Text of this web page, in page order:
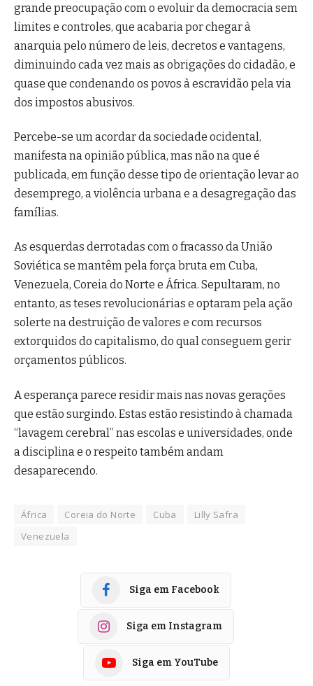
grande preocupação com o evoluir da democracia sem
limites e controles, que acabaria por chegar à
anarquia pelo número de leis, decretos e vantagens,
diminuindo cada vez mais as obrigações do cidadão, e
quase que condenando os povos à escravidão pela via
dos impostos abusivos.
Percebe-se um acordar da sociedade ocidental,
manifesta na opinião pública, mas não na que é
publicada, em função desse tipo de orientação levar ao
desemprego, a violência urbana e a desagregação das
famílias.
As esquerdas derrotadas com o fracasso da União
Soviética se mantêm pela força bruta em Cuba,
Venezuela, Coreia do Norte e África. Sepultaram, no
entanto, as teses revolucionárias e optaram pela ação
solerte na destruição de valores e com recursos
extorquidos do capitalismo, do qual conseguem gerir
orçamentos públicos.
A esperança parece residir mais nas novas gerações
que estão surgindo. Estas estão resistindo à chamada
“lavagem cerebral” nas escolas e universidades, onde
a disciplina e o respeito também andam
desaparecendo.
África Coreia do Norte Cuba
Lilly Safra
Venezuela
Siga em Facebook
Siga em Instagram
Siga em YouTube